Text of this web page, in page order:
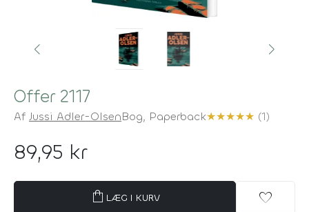
Offer 2117
Af Jussi Adler-OlsenBog, Paperback★★★★★ (1)
89,95 kr
shopping_bag LÆG I KURV favorite